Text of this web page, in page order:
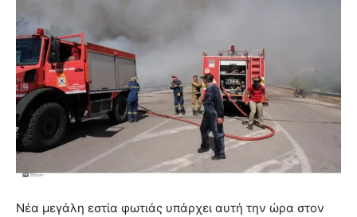
Νέα μεγάλη εστία φωτιάς υπάρχει αυτή την ώρα στον